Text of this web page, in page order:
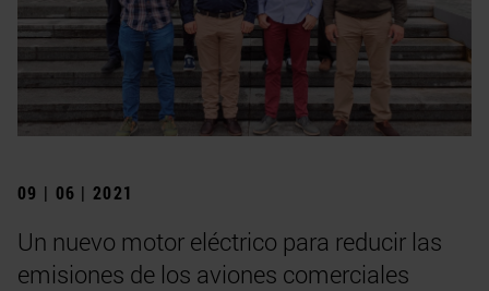
09 | 06 | 2021
Un nuevo motor eléctrico para reducir las
emisiones de los aviones comerciales